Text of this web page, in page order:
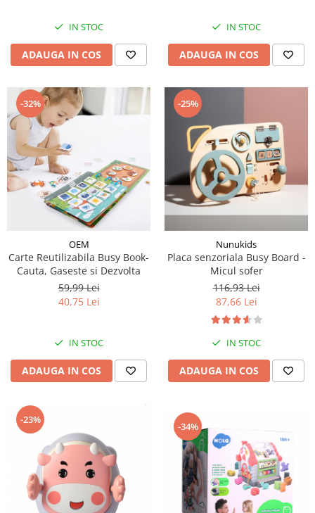
IN STOC
ADAUGA IN COS
IN STOC
ADAUGA IN COS
-32%
OEM
Carte Reutilizabila Busy Book-
Cauta, Gaseste si Dezvolta
59,99 Lei
40,75 Lei
IN STOC
ADAUGA IN COS
-25%
Nunukids
Placa senzoriala Busy Board -
Micul sofer
116,93 Lei
87,66 Lei
IN STOC
ADAUGA IN COS
-23%
-34%